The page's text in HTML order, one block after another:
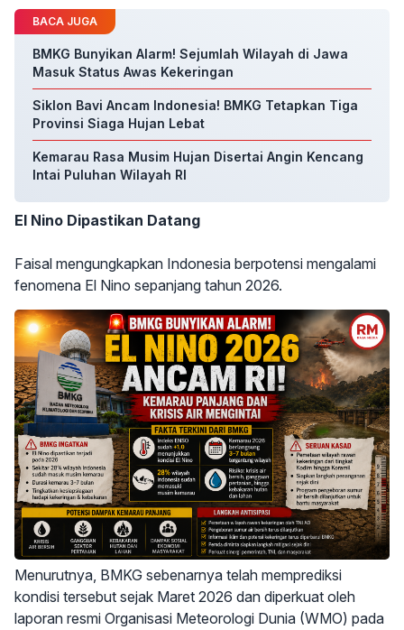
BACA JUGA
BMKG Bunyikan Alarm! Sejumlah Wilayah di Jawa
Masuk Status Awas Kekeringan
Siklon Bavi Ancam Indonesia! BMKG Tetapkan Tiga
Provinsi Siaga Hujan Lebat
Kemarau Rasa Musim Hujan Disertai Angin Kencang
Intai Puluhan Wilayah RI
El Nino Dipastikan Datang
Faisal mengungkapkan Indonesia berpotensi mengalami
fenomena El Nino sepanjang tahun 2026.
Menurutnya, BMKG sebenarnya telah memprediksi
kondisi tersebut sejak Maret 2026 dan diperkuat oleh
laporan resmi Organisasi Meteorologi Dunia (WMO) pada